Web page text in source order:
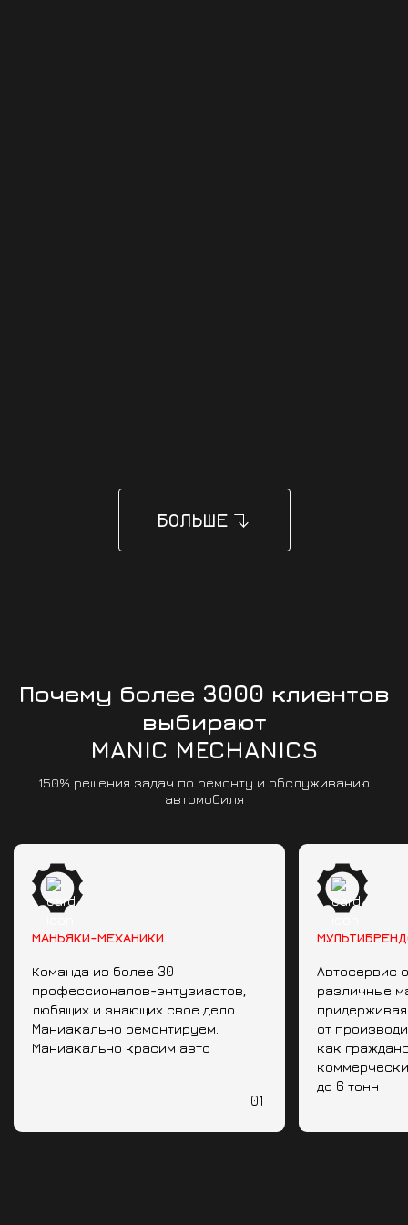
БОЛЬШЕ
Почему более 3000 клиентов
выбирают
MANIC MECHANICS
150% решения задач по ремонту и обслуживанию
автомобиля
МАНЬЯКИ-МЕХАНИКИ
Команда из более 30
профессионалов-энтузиастов,
любящих и знающих свое дело.
Маниакально ремонтируем.
Маниакально красим авто
01
Автосервис
различные
от
как
до 6 тонн